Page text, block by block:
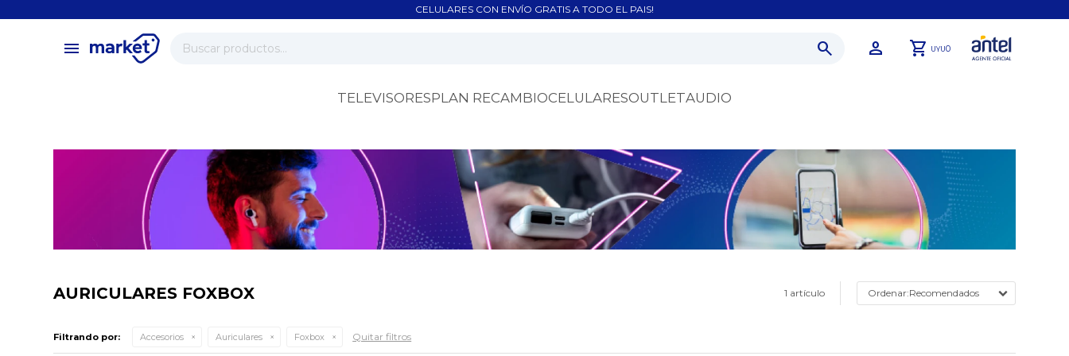
CELULARES CON ENVÍO GRATIS A TODO EL PAIS!
menu UYU0
TELEVISORESPLAN RECAMBIOCELULARESOUTLETAUDIO
AURICULARES FOXBOX 1 artículo Recomendados
Filtrando por: Accesorios Auriculares Foxbox Quitar filtros
close
store